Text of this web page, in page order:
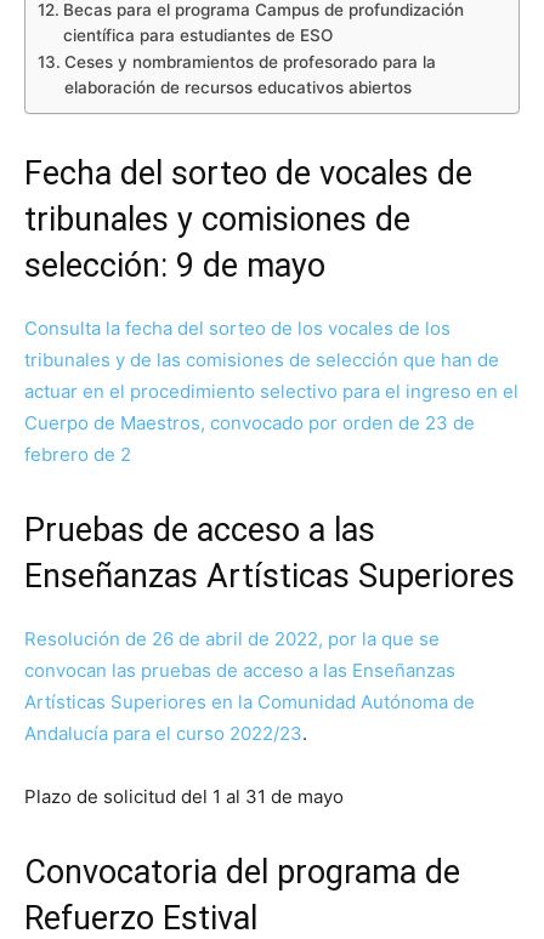
Becas para el programa Campus de profundización
científica para estudiantes de ESO
Ceses y nombramientos de profesorado para la
elaboración de recursos educativos abiertos
Fecha del sorteo de vocales de
tribunales y comisiones de
selección: 9 de mayo
Consulta la fecha del sorteo de los vocales de los
tribunales y de las comisiones de selección que han de
actuar en el procedimiento selectivo para el ingreso en el
Cuerpo de Maestros, convocado por orden de 23 de
febrero de 2
Pruebas de acceso a las
Enseñanzas Artísticas Superiores
Resolución de 26 de abril de 2022, por la que se
convocan las pruebas de acceso a las Enseñanzas
Artísticas Superiores en la Comunidad Autónoma de
Andalucía para el curso 2022/23.
Plazo de solicitud del 1 al 31 de mayo
Convocatoria del programa de
Refuerzo Estival